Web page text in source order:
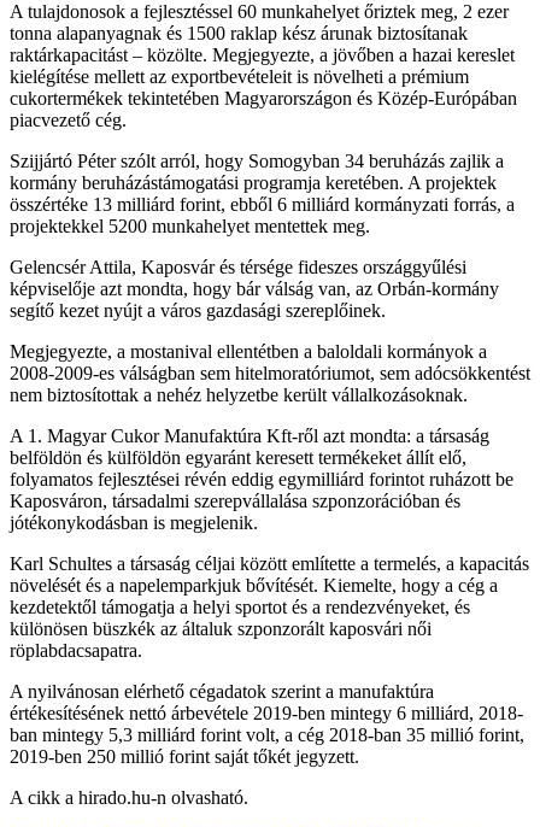
A tulajdonosok a fejlesztéssel 60 munkahelyet őriztek meg, 2 ezer
tonna alapanyagnak és 1500 raklap kész árunak biztosítanak
raktárkapacitást – közölte. Megjegyezte, a jövőben a hazai kereslet
kielégítése mellett az exportbevételeit is növelheti a prémium
cukortermékek tekintetében Magyarországon és Közép-Európában
piacvezető cég.
Szijjártó Péter szólt arról, hogy Somogyban 34 beruházás zajlik a
kormány beruházástámogatási programja keretében. A projektek
összértéke 13 milliárd forint, ebből 6 milliárd kormányzati forrás, a
projektekkel 5200 munkahelyet mentettek meg.
Gelencsér Attila, Kaposvár és térsége fideszes országgyűlési
képviselője azt mondta, hogy bár válság van, az Orbán-kormány
segítő kezet nyújt a város gazdasági szereplőinek.
Megjegyezte, a mostanival ellentétben a baloldali kormányok a
2008-2009-es válságban sem hitelmoratóriumot, sem adócsökkentést
nem biztosítottak a nehéz helyzetbe került vállalkozásoknak.
A 1. Magyar Cukor Manufaktúra Kft-ről azt mondta: a társaság
belföldön és külföldön egyaránt keresett termékeket állít elő,
folyamatos fejlesztései révén eddig egymilliárd forintot ruházott be
Kaposváron, társadalmi szerepvállalása szponzorációban és
jótékonykodásban is megjelenik.
Karl Schultes a társaság céljai között említette a termelés, a kapacitás
növelését és a napelemparkjuk bővítését. Kiemelte, hogy a cég a
kezdetektől támogatja a helyi sportot és a rendezvényeket, és
különösen büszkék az általuk szponzorált kaposvári női
röplabdacsapatra.
A nyilvánosan elérhető cégadatok szerint a manufaktúra
értékesítésének nettó árbevétele 2019-ben mintegy 6 milliárd, 2018-
ban mintegy 5,3 milliárd forint volt, a cég 2018-ban 35 millió forint,
2019-ben 250 millió forint saját tőkét jegyzett.
A cikk a hirado.hu-n olvasható.